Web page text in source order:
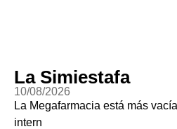
La Simiestafa
10/08/2026
La Megafarmacia está más
intern